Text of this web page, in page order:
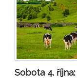
Sobota 4. října: